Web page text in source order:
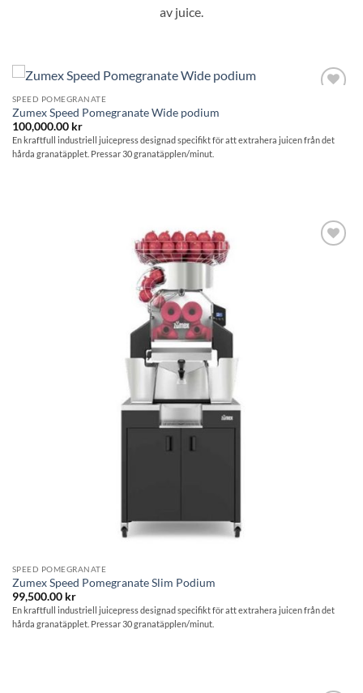
av juice.
SPEED POMEGRANATE
Zumex Speed Pomegranate Wide podium
100,000.00 kr
En kraftfull industriell juicepress designad specifikt för att extrahera juicen från det
hårda granatäpplet. Pressar 30 granatäpplen/minut.
SPEED POMEGRANATE
Zumex Speed Pomegranate Slim Podium
99,500.00 kr
En kraftfull industriell juicepress designad specifikt för att extrahera juicen från det
hårda granatäpplet. Pressar 30 granatäpplen/minut.